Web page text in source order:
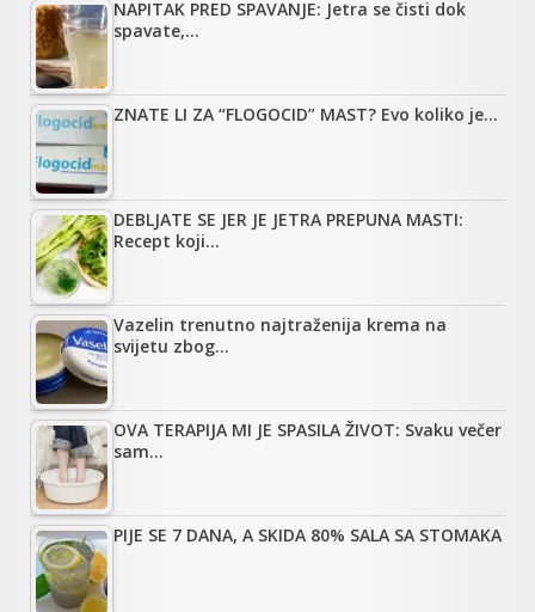
NAPITAK PRED SPAVANJE: Jetra se čisti dok
spavate,…
ZNATE LI ZA “FLOGOCID” MAST? Evo koliko je…
DEBLJATE SE JER JE JETRA PREPUNA MASTI:
Recept koji…
Vazelin trenutno najtraženija krema na
svijetu zbog…
OVA TERAPIJA MI JE SPASILA ŽIVOT: Svaku večer
sam…
PIJE SE 7 DANA, A SKIDA 80% SALA SA STOMAKA